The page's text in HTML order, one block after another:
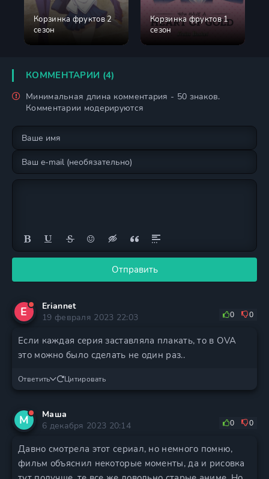
Корзинка фруктов 2
сезон
Корзинка фруктов 1
сезон
КОММЕНТАРИИ (4)
Минимальная длина комментария - 50 знаков.
Комментарии модерируются
Отправить
E
Eriannet
19 февраля 2023 22:03
0 0
Если каждая серия заставляла плакать, то в OVA
это можно было сделать не один раз..
Ответить Цитировать
М
Маша
6 декабря 2023 20:14
0 0
Давно смотрела этот сериал, но немного помню,
фильм объяснил некоторые моменты, да и рисовка